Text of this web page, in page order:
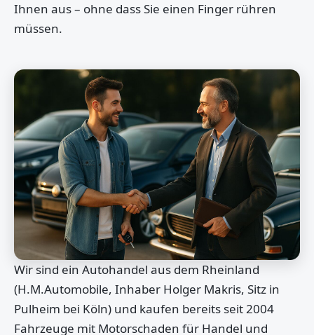
Ihnen aus – ohne dass Sie einen Finger rühren
müssen.
Wir sind ein Autohandel aus dem Rheinland
(H.M.Automobile, Inhaber Holger Makris, Sitz in
Pulheim bei Köln) und kaufen bereits seit 2004
Fahrzeuge mit Motorschaden für Handel und